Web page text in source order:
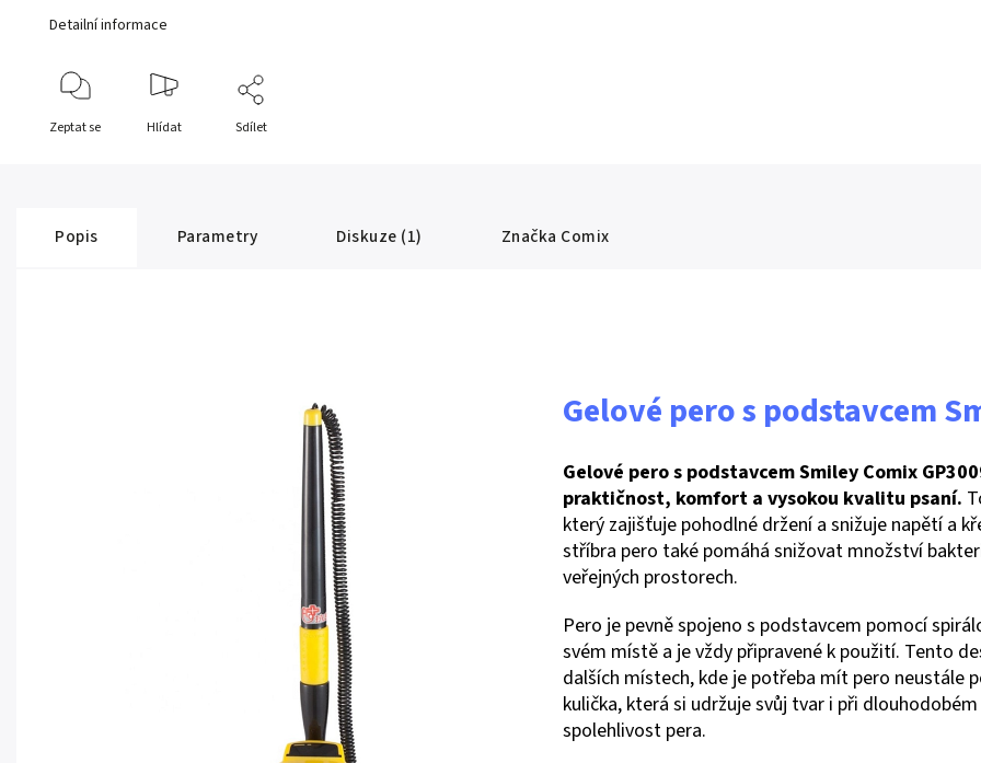
Detailní informace
Zeptat se Hlídat Sdílet
Popis Parametry Diskuze (1) Značka Comix
Gelové pero s podstavcem
Gelové pero s podstavcem Smiley Comix
praktičnost, komfort a vysokou kvalitu psaní.
který zajišťuje pohodlné držení a snižuje napětí a
stříbra pero také pomáhá snižovat množství
veřejných prostorech.
Pero je pevně spojeno s podstavcem pomocí
svém místě a je vždy připravené k použití. Tento
dalších místech, kde je potřeba mít pero neustále
kulička, která si udržuje svůj tvar i při
spolehlivost pera.